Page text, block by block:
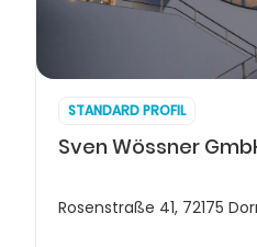
STANDARD PROFIL
Sven Wössner
Rosenstraße 41, 72175